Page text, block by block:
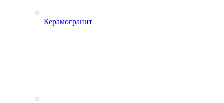
Керамогранит